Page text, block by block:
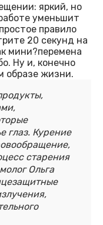
яркий, но
уменьшит
правило
20 секунд на
мини?перемена
Ну и, конечно
образе жизни.
глаз. Курение
старения
Ольга